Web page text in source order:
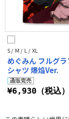
S / M / L / XL
めぐみん フルグ
シャツ 爆焔Ver.
¥6,930（税込）